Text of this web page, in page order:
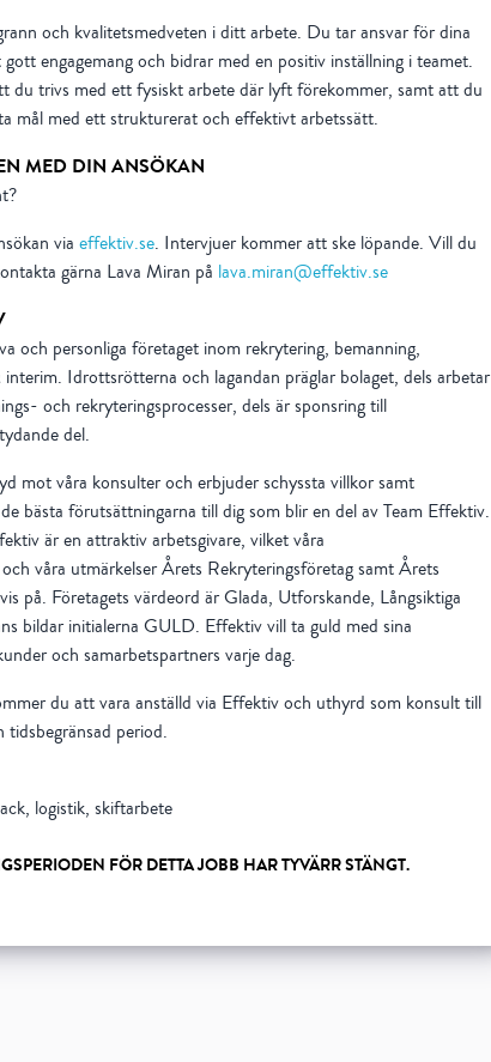
och kvalitetsmedveten i ditt arbete. Du tar ansvar för dina
engagemang och bidrar med en positiv inställning i teamet.
du trivs med ett fysiskt arbete där lyft förekommer, samt att du
mål med ett strukturerat och effektivt arbetssätt.
MED DIN ANSÖKAN
via effektiv.se. Intervjuer kommer att ske löpande. Vill du
gärna Lava Miran på lava.miran@effektiv.se
och personliga företaget inom rekrytering, bemanning,
Idrottsrötterna och lagandan präglar bolaget, dels arbetar
och rekryteringsprocesser, dels är sponsring till
del.
mot våra konsulter och erbjuder schyssta villkor samt
bästa förutsättningarna till dig som blir en del av Team Effektiv.
är en attraktiv arbetsgivare, vilket våra
våra utmärkelser Årets Rekryteringsföretag samt Årets
på. Företagets värdeord är Glada, Utforskande, Långsiktiga
bildar initialerna GULD. Effektiv vill ta guld med sina
och samarbetspartners varje dag.
du att vara anställd via Effektiv och uthyrd som konsult till
period.
logistik, skiftarbete
FÖR DETTA JOBB HAR TYVÄRR STÄNGT.